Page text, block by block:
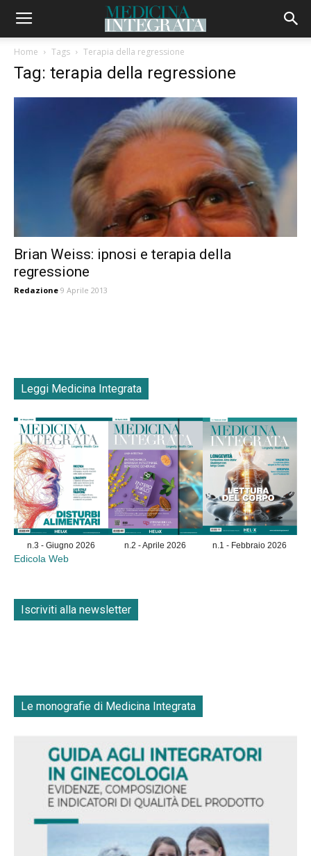
Home Tags Terapia della regressione
Tag: terapia della regressione
Brian Weiss: ipnosi e terapia della
regressione
Redazione 9 Aprile 2013
Leggi Medicina Integrata
n.3 - Giugno 2026 n.2 - Aprile 2026 n.1 - Febbraio 2026
Edicola Web
Iscriviti alla newsletter
Le monografie di Medicina Integrata